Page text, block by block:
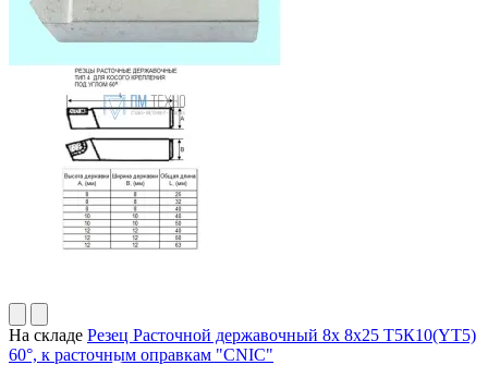
На складе Резец Расточной державочный 8х 8х25 Т5К10(YT5)
60°, к расточным оправкам "CNIC"